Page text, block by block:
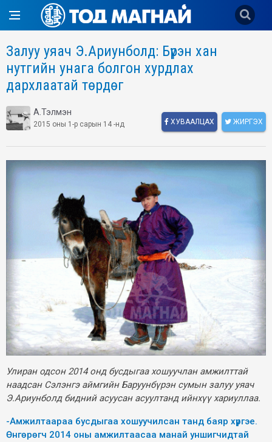
Залуу уяач Э.Ариунболд: Бүрэн хан
нутгийн унага болгон хурдлах
дархлаатай төрдөг
А.Тэлмэн
2015 оны 1-р сарын 14 -нд ХУВААЛЦАХ ЖИРГЭХ
Улиран одсон 2014 онд бусдыгаа хошуучлан амжилттай
наадсан Сэлэнгэ аймгийн Баруунбүрэн сумын залуу уяач
Э.Ариунболд бидний асуусан асуултанд ийнхүү хариуллаа.
-Амжилтаараа бусдыгаа хошуучилсан танд баяр хүргэе.
Өнгөрөгч 2014 оны амжилтаасаа манай уншигчидтай